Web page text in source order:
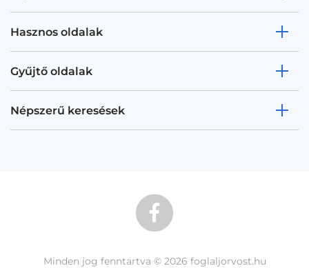
Hasznos oldalak
Gyűjtő oldalak
Népszerű keresések
Minden jog fenntartva © 2026 foglaljorvost.hu